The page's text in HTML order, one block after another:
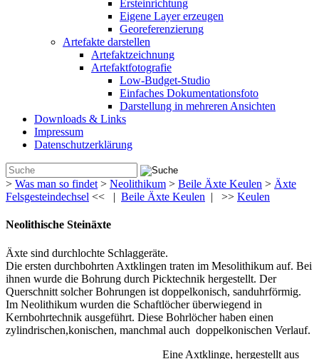
Ersteinrichtung
Eigene Layer erzeugen
Georeferenzierung
Artefakte darstellen
Artefaktzeichnung
Artefaktfotografie
Low-Budget-Studio
Einfaches Dokumentationsfoto
Darstellung in mehreren Ansichten
Downloads & Links
Impressum
Datenschutzerklärung
> Was man so findet > Neolithikum > Beile Äxte Keulen > Äxte
Felsgesteindechsel << | Beile Äxte Keulen | >> Keulen
Neolithische Steinäxte
Äxte sind durchlochte Schlaggeräte.
Die ersten durchbohrten Axtklingen traten im Mesolithikum auf. Bei
ihnen wurde die Bohrung durch Picktechnik hergestellt. Der
Querschnitt solcher Bohrungen ist doppelkonisch, sanduhrförmig.
Im Neolithikum wurden die Schaftlöcher überwiegend in
Kernbohrtechnik ausgeführt. Diese Bohrlöcher haben einen
zylindrischen,konischen, manchmal auch doppelkonischen Verlauf.
Eine Axtklinge, hergestellt aus